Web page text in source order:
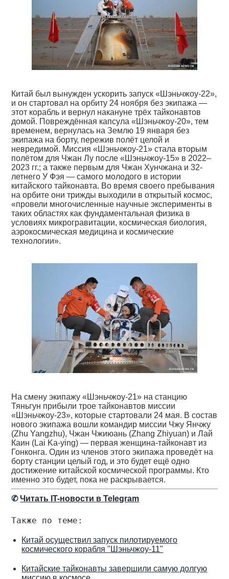
Китай был вынужден ускорить запуск «Шэньчжоу-22»,
и он стартовал на орбиту 24 ноября без экипажа —
этот корабль и вернул накануне трёх тайконавтов
домой. Повреждённая капсула «Шэньчжоу-20», тем
временем, вернулась на Землю 19 января без
экипажа на борту, пережив полёт целой и
невредимой. Миссия «Шэньчжоу-21» стала вторым
полётом для Чжан Лу после «Шэньчжоу-15» в 2022–
2023 гг.; а также первым для Чжан Хунчжана и 32-
летнего У Фэя — самого молодого в истории
китайского тайконавта. Во время своего пребывания
на орбите они трижды выходили в открытый космос,
«провели многочисленные научные эксперименты в
таких областях как фундаментальная физика в
условиях микрогравитации, космическая биология,
аэрокосмическая медицина и космические
технологии».
На смену экипажу «Шэньчжоу-21» на станцию
Тяньгун прибыли трое тайконавтов миссии
«Шэньчжоу-23», которые стартовали 24 мая. В состав
нового экипажа вошли командир миссии Чжу Янчжу
(Zhu Yangzhu), Чжан Чжиюань (Zhang Zhiyuan) и Лай
Каин (Lai Ka-ying) — первая женщина-тайконавт из
Гонконга. Один из членов этого экипажа проведёт на
борту станции целый год, и это будет ещё одно
достижение китайской космической программы. Кто
именно это будет, пока не раскрывается.
✆Читать IT-новости в Telegram
Также по теме:
Китай осуществил запуск пилотируемого
космического корабля "Шэньчжоу-11"
Китайские тайконавты завершили самую долгую